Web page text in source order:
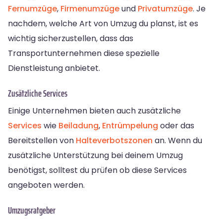
Fernumzüge, Firmenumzügeund Privatumzüge. Je
nachdem, welche Art von Umzug du planst, ist es
wichtig sicherzustellen, dass das
Transportunternehmen diese spezielle
Dienstleistung anbietet.
Zusätzliche Services
Einige Unternehmen bieten auch zusätzliche
Services wie Beiladung, Entrümpelung oder das
Bereitstellen von Halteverbotszonen an. Wenn du
zusätzliche Unterstützung bei deinem Umzug
benötigst, solltest du prüfen ob diese Services
angeboten werden.
Umzugsratgeber